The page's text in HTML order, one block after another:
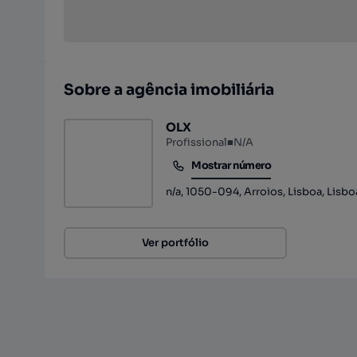
Sobre a agência imobiliária
OLX
Profissional■N/A
Mostrar número
Mostrar número
n/a, 1050-094, Arroios, Lisboa,
Ver portfólio